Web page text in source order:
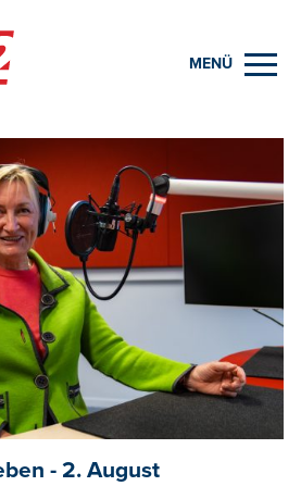
MENÜ
- 2. August